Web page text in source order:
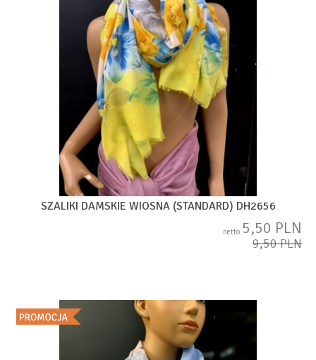
SZALIKI DAMSKIE WIOSNA (STANDARD) DH2656
netto 5,50 PLN
9,50 PLN